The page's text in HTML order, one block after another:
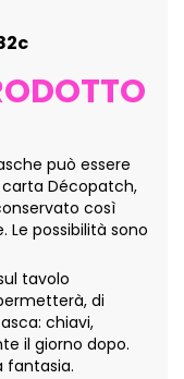
può essere
Décopatch,
così
possibilità sono
tavolo
di
chiavi,
il giorno dopo.
fantasia.